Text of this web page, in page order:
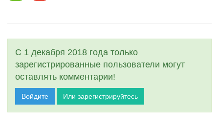
С 1 декабря 2018 года только
зарегистрированные пользователи могут
оставлять комментарии!
Войдите Или зарегистрируйтесь